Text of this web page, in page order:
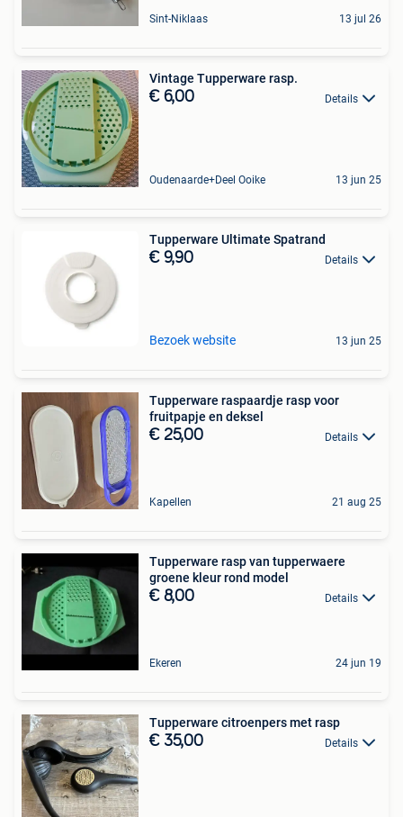
Sint-Niklaas 13 jul 26
Vintage Tupperware rasp.
€ 6,00 Details
Oudenaarde+Deel Ooike 13 jun 25
Tupperware Ultimate Spatrand
€ 9,90 Details
Bezoek website 13 jun 25
Tupperware raspaardje rasp voor
fruitpapje en deksel
€ 25,00 Details
Kapellen 21 aug 25
Tupperware rasp van tupperwaere
groene kleur rond model
€ 8,00 Details
Ekeren 24 jun 19
Tupperware citroenpers met rasp
€ 35,00 Details